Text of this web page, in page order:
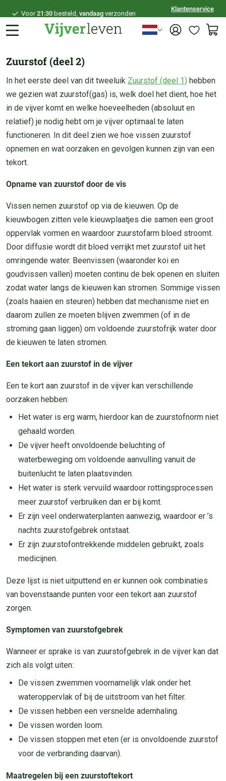
Voor 21:30 besteld, vandaag verzonden
100 dagenbedenktijd
Persoonlijkadvies
Klantenservice
Zuurstof (deel 2)
In het eerste deel van dit tweeluik Zuurstof (deel 1) hebben
we gezien wat zuurstof(gas) is, welk doel het dient, hoe het
in de vijver komt en welke hoeveelheden (absoluut en
relatief) je nodig hebt om je vijver optimaal te laten
functioneren. In dit deel zien we hoe vissen zuurstof
opnemen en wat oorzaken en gevolgen kunnen zijn van een
tekort.
Opname van zuurstof door de vis
Vissen nemen zuurstof op via de kieuwen. Op de
kieuwbogen zitten vele kieuwplaatjes die samen een groot
oppervlak vormen en waardoor zuurstofarm bloed stroomt.
Door diffusie wordt dit bloed verrijkt met zuurstof uit het
omringende water. Beenvissen (waaronder koi en
goudvissen vallen) moeten continu de bek openen en sluiten
zodat water langs de kieuwen kan stromen. Sommige vissen
(zoals haaien en steuren) hebben dat mechanisme niet en
daarom zullen ze moeten blijven zwemmen (of in de
stroming gaan liggen) om voldoende zuurstofrijk water door
de kieuwen te laten stromen.
Een tekort aan zuurstof in de vijver
Een te kort aan zuurstof in de vijver kan verschillende
oorzaken hebben:
Het water is erg warm, hierdoor kan de zuurstofnorm niet
gehaald worden.
De vijver heeft onvoldoende beluchting of
waterbeweging om voldoende aanvulling vanuit de
buitenlucht te laten plaatsvinden.
Het water is sterk vervuild waardoor rottingsprocessen
meer zuurstof verbruiken dan er bij komt.
Er zijn veel onderwaterplanten aanwezig, waardoor er ’s
nachts zuurstofgebrek ontstaat.
Er zijn zuurstofontrekkende middelen gebruikt, zoals
medicijnen.
Deze lijst is niet uitputtend en er kunnen ook combinaties
van bovenstaande punten voor een tekort aan zuurstof
zorgen.
Symptomen van zuurstofgebrek
Wanneer er sprake is van zuurstofgebrek in de vijver kan dat
zich als volgt uiten:
De vissen zwemmen voornamelijk vlak onder het
wateroppervlak of bij de uitstroom van het filter.
De vissen hebben een versnelde ademhaling.
De vissen worden loom.
De vissen stoppen met eten (er is onvoldoende zuurstof
voor de verbranding daarvan).
Maatregelen bij een zuurstoftekort